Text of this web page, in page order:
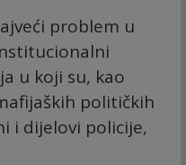
problem u
u koji su, kao
političkih
i dijelovi policije,